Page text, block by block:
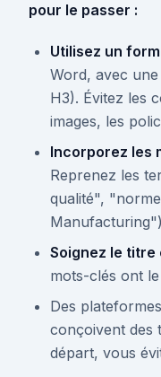
pour le passer :
Utilisez un
Word, avec
H3). Évitez les
images, les
Incorporez les
Reprenez les
qualité",
Soignez le titre
mots-clés ont
Des
conçoivent des
départ, vous